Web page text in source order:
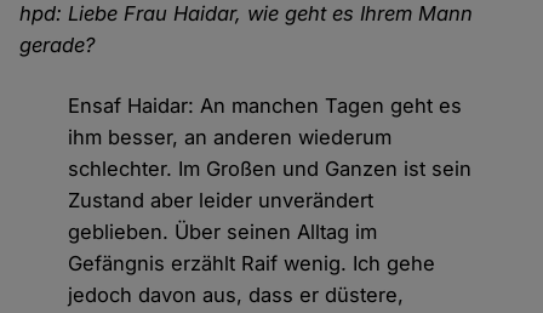
hpd: Liebe Frau Haidar, wie geht es Ihrem Mann
gerade?
Ensaf Haidar: An manchen Tagen geht es
ihm besser, an anderen wiederum
schlechter. Im Großen und Ganzen ist sein
Zustand aber leider unverändert
geblieben. Über seinen Alltag im
Gefängnis erzählt Raif wenig. Ich gehe
jedoch davon aus, dass er düstere,